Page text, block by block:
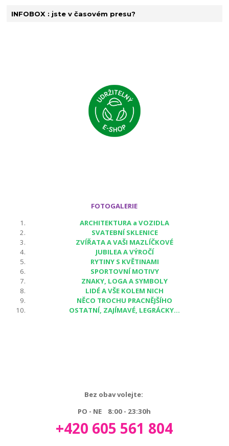
INFOBOX : jste v časovém presu?
FOTOGALERIE
ARCHITEKTURA a VOZIDLA
SVATEBNÍ SKLENICE
ZVÍŘATA A VAŠI MAZLÍČKOVÉ
JUBILEA A VÝROČÍ
RYTINY S KVĚTINAMI
SPORTOVNÍ MOTIVY
ZNAKY, LOGA A SYMBOLY
LIDÉ A VŠE KOLEM NICH
NĚCO TROCHU PRACNĚJŠÍHO
OSTATNÍ, ZAJÍMAVÉ, LEGRÁCKY...
Bez obav volejte:
PO - NE 8:00 - 23:30h
+420 605 561 804